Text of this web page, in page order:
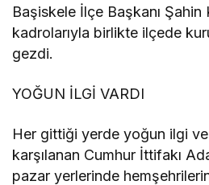
Başiskele İlçe Başkanı
kadrolarıyla birlikte ilçede
gezdi.
YOĞUN İLGİ VARDI
Her gittiği yerde yoğun ilgi
karşılanan Cumhur İttifakı
pazar yerlerinde